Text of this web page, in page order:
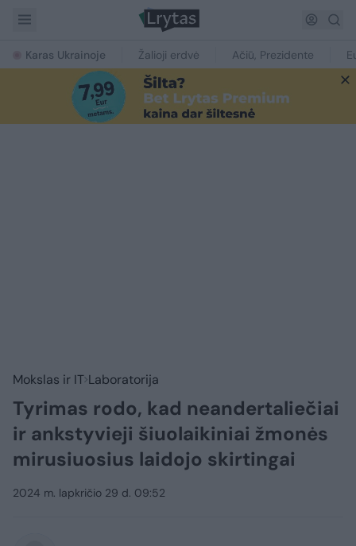
Karas Ukrainoje Žalioji erdvė Ačiū, Prezidente
Mokslas ir IT Laboratorija
Tyrimas rodo, kad neandertaliečiai
ir ankstyvieji šiuolaikiniai žmonės
mirusiuosius laidojo skirtingai
2024 m. lapkričio 29 d. 09:52